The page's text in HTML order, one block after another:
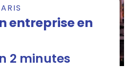
entreprise en
2 minutes